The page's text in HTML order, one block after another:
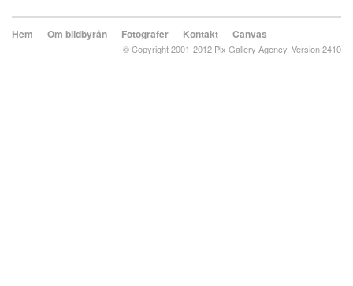
Hem Om bildbyrån Fotografer Kontakt Canvas
© Copyright 2001-2012 Pix Gallery Agency. Version:2410